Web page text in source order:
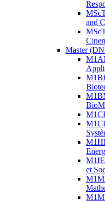
and
Master
et